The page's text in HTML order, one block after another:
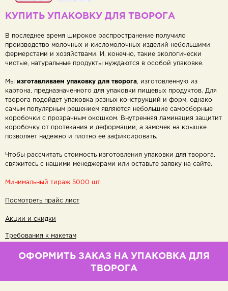
КУПИТЬ УПАКОВКУ ДЛЯ ТВОРОГА
В последнее время широкое распространение получило
производство молочных и кисломолочных изделий небольшими
фермерстами и хозяйствами. И, конечно, такие экологически
чистые, натуральные продукты нуждаются в особой упаковке.
Мы изготавливаем упаковку для творога , изготовленную из
картона, предназначенного для упаковки пищевых продуктов. Для
творога подойдет упаковка разных конструкций и форм, однако
самым популярным решением являются небольшие самосборные
коробочки с прозрачным окошком. Внутренняя ламинация защитит
коробочку от протекания и деформации, а замочек на крышке
позволяет надежно и плотно ее зафиксировать.
Чтобы рассчитать стоимость изготовления упаковки для творога,
свяжитесь с нашими менеджерами или оставьте заявку на сайте.
Минимальный тираж 5000 шт.
Посмотреть прайс лист
Акции и скидки
Требования к макетам
ОФОРМИТЬ ЗАКАЗ НА УПАКОВКА ДЛЯ
ТВОРОГА